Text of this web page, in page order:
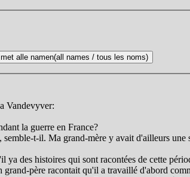
Vandevyver:
la guerre en France?
t-il. Ma grand-mère y avait d'ailleurs une
des histoires qui sont racontées de cette
père racontait qu'il a travaillé d'abord